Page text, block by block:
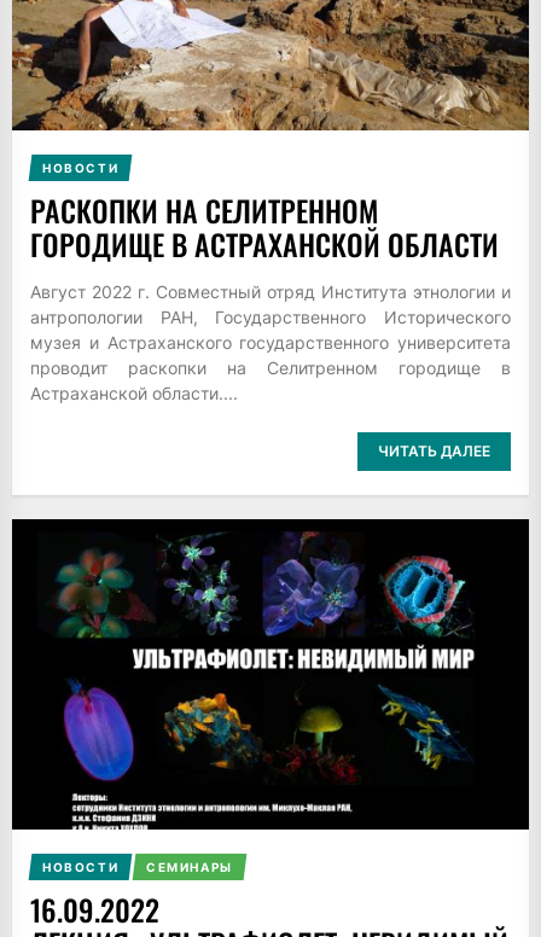
НОВОСТИ
РАСКОПКИ НА СЕЛИТРЕННОМ
ГОРОДИЩЕ В АСТРАХАНСКОЙ ОБЛАСТИ
Август 2022 г. Совместный отряд Института этнологии и
антропологии РАН, Государственного Исторического
музея и Астраханского государственного университета
проводит раскопки на Селитренном городище в
Астраханской области....
ЧИТАТЬ ДАЛЕЕ
НОВОСТИ СЕМИНАРЫ
16.09.2022